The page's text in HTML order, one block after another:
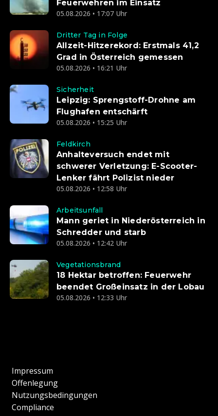
Feuerwehren im Einsatz
05.08.2026 • 17:07 Uhr
Dritter Tag in Folge
Allzeit-Hitzerekord: Erstmals 41,2
Grad in Österreich gemessen
05.08.2026 • 16:21 Uhr
Sicherheit
Leipzig: Sprengstoff-Drohne am
Flughafen entschärft
05.08.2026 • 15:25 Uhr
Feldkirch
Anhalteversuch endet mit
schwerer Verletzung: E-Scooter-
Lenker fährt Polizist nieder
05.08.2026 • 12:58 Uhr
Arbeitsunfall
Mann geriet in Niederösterreich in
Schredder und starb
05.08.2026 • 12:42 Uhr
Vegetationsbrand
18 Hektar betroffen: Feuerwehr
beendet Großeinsatz in der Lobau
05.08.2026 • 12:33 Uhr
Impressum
Offenlegung
Nutzungsbedingungen
Compliance